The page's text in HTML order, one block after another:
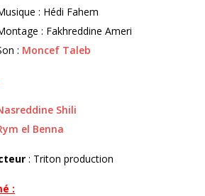
: Hédi Fahem
: Fakhreddine Ameri
: Moncef Taleb
Shili
el Benna
: Triton production
: